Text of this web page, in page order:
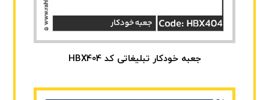
جعبه خودکار تبلیغاتی کد HBX404